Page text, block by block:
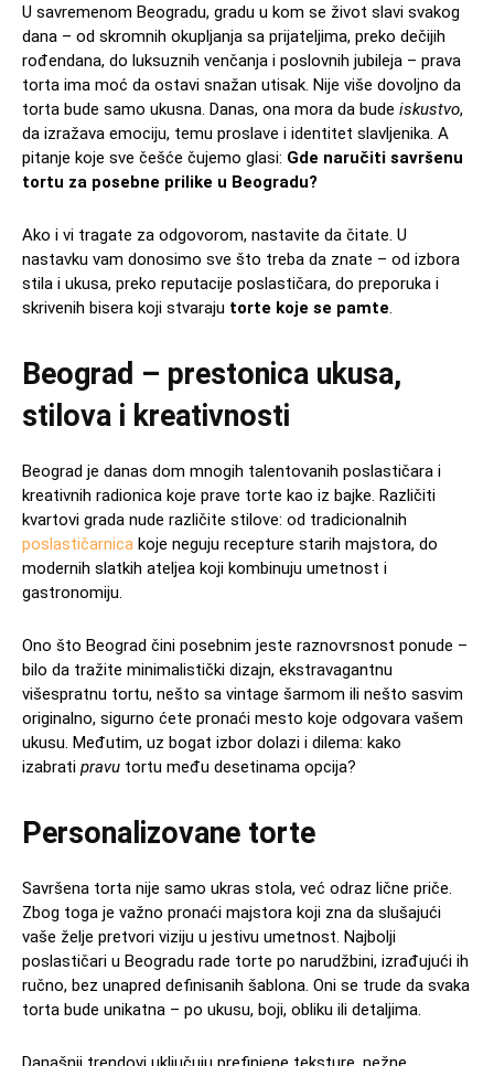
U savremenom Beogradu, gradu u kom se život slavi svakog
dana – od skromnih okupljanja sa prijateljima, preko dečijih
rođendana, do luksuznih venčanja i poslovnih jubileja – prava
torta ima moć da ostavi snažan utisak. Nije više dovoljno da
torta bude samo ukusna. Danas, ona mora da bude iskustvo,
da izražava emociju, temu proslave i identitet slavljenika. A
pitanje koje sve češće čujemo glasi: Gde naručiti savršenu
tortu za posebne prilike u Beogradu?
Ako i vi tragate za odgovorom, nastavite da čitate. U
nastavku vam donosimo sve što treba da znate – od izbora
stila i ukusa, preko reputacije poslastičara, do preporuka i
skrivenih bisera koji stvaraju torte koje se pamte.
Beograd – prestonica ukusa,
stilova i kreativnosti
Beograd je danas dom mnogih talentovanih poslastičara i
kreativnih radionica koje prave torte kao iz bajke. Različiti
kvartovi grada nude različite stilove: od tradicionalnih
poslastičarnica koje neguju recepture starih majstora, do
modernih slatkih ateljea koji kombinuju umetnost i
gastronomiju.
Ono što Beograd čini posebnim jeste raznovrsnost ponude –
bilo da tražite minimalistički dizajn, ekstravagantnu
višespratnu tortu, nešto sa vintage šarmom ili nešto sasvim
originalno, sigurno ćete pronaći mesto koje odgovara vašem
ukusu. Međutim, uz bogat izbor dolazi i dilema: kako
izabrati pravu tortu među desetinama opcija?
Personalizovane torte
Savršena torta nije samo ukras stola, već odraz lične priče.
Zbog toga je važno pronaći majstora koji zna da slušajući
vaše želje pretvori viziju u jestivu umetnost. Najbolji
poslastičari u Beogradu rade torte po narudžbini, izrađujući ih
ručno, bez unapred definisanih šablona. Oni se trude da svaka
torta bude unikatna – po ukusu, boji, obliku ili detaljima.